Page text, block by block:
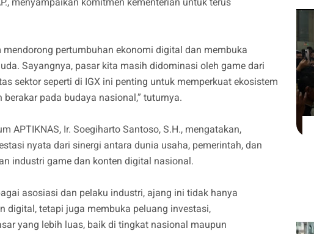
pertumbuhan ekonomi digital dan membuka
Sayangnya, pasar kita masih didominasi oleh game dari
sektor seperti di IGX ini penting untuk memperkuat ekosistem
pada budaya nasional,” tuturnya.
APTIKNAS, Ir. Soegiharto Santoso, S.H., mengatakan,
nyata dari sinergi antara dunia usaha, pemerintah, dan
industri game dan konten digital nasional.
asosiasi dan pelaku industri, ajang ini tidak hanya
digital, tetapi juga membuka peluang investasi,
yang lebih luas, baik di tingkat nasional maupun